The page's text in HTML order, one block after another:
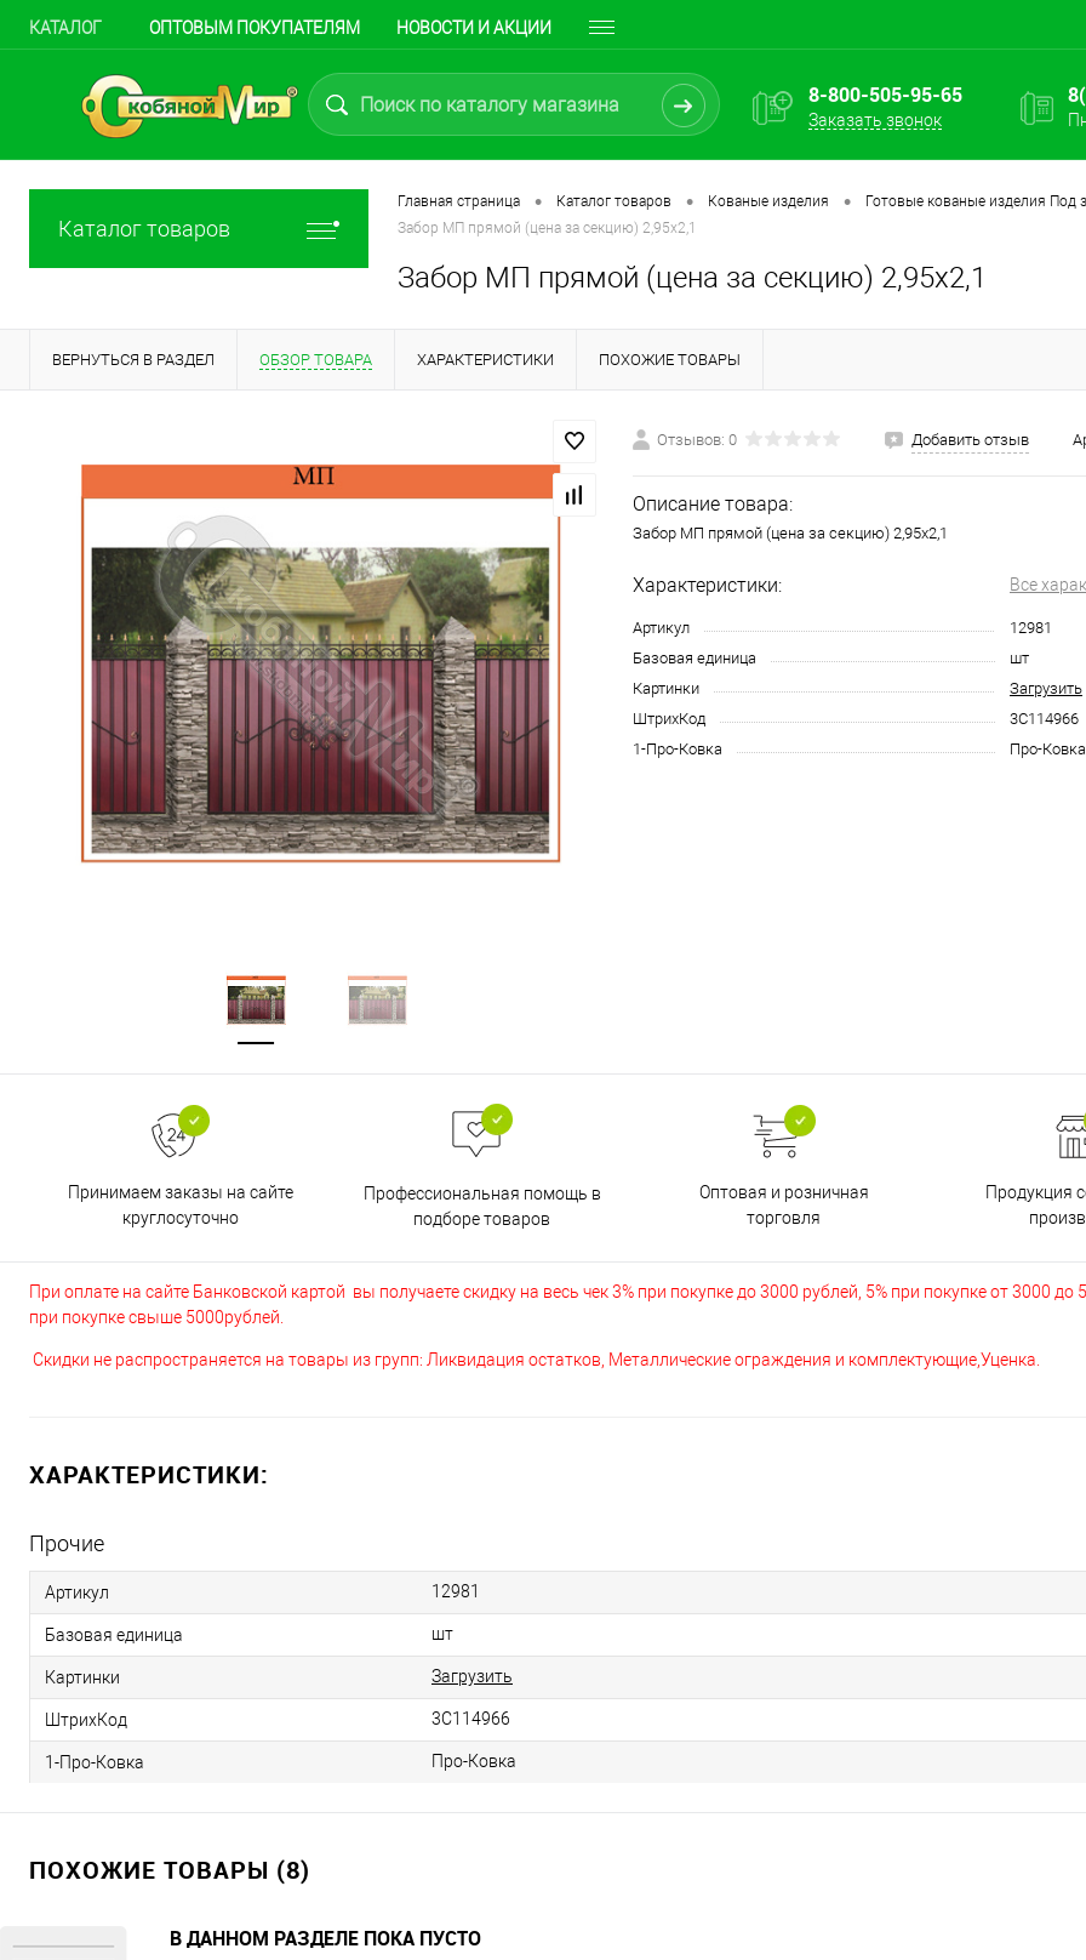
КАТАЛОГ ОПТОВЫМ ПОКУПАТЕЛЯМ НОВОСТИ И АКЦИИ
8-800-505-95-65
Заказать звонок
Каталог товаров
Главная страница • Каталог товаров • Кованые изделия • Готовые кованые изделия Под
Забор МП прямой (цена за секцию) 2,95х2,1
Забор МП прямой (цена за секцию) 2,95х2,1
ВЕРНУТЬСЯ В РАЗДЕЛ ОБЗОР ТОВАРА ХАРАКТЕРИСТИКИ ПОХОЖИЕ ТОВАРЫ
Отзывов: 0 Добавить отзыв
Описание товара:
Забор МП прямой (цена за секцию) 2,95х2,1
Характеристики: Все
Артикул
12981
Базовая единица
шт
Картинки
Загрузить
ШтрихКод
3С114966
1-Про-Ковка
Про-Ковка
Принимаем заказы на сайте
круглосуточно
Профессиональная помощь в
подборе товаров
Оптовая и розничная
торговля
Продукция
При оплате на сайте Банковской картой вы получаете скидку на весь чек 3% при покупке до 3000 рублей, 5% при покупке от 3000 до
при покупке свыше 5000рублей.
Скидки не распространяется на товары из групп: Ликвидация остатков, Металлические ограждения и комплектующие,Уценка.
ХАРАКТЕРИСТИКИ:
Прочие
Артикул 12981
Базовая единица шт
Картинки Загрузить
ШтрихКод 3С114966
1-Про-Ковка Про-Ковка
ПОХОЖИЕ ТОВАРЫ (8)
В ДАННОМ РАЗДЕЛЕ ПОКА ПУСТО